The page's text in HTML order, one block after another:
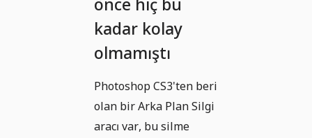
kadar kolay
olmamıştı
Photoshop CS3'ten beri
olan bir Arka Plan Silgi
aracı var, bu silme